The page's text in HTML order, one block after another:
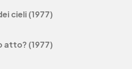
cieli (1977)
atto? (1977)